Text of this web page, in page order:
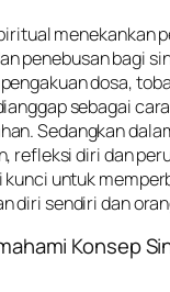
menekankan
penebusan bagi
dosa,
sebagai
Sedangkan
refleksi diri dan
kunci untuk
diri sendiri dan
Konsep